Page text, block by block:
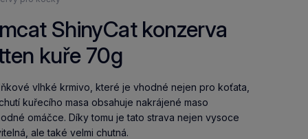
ShinyCat konzerva
kuře 70g
vlhké krmivo, které je vhodné nejen pro koťata,
kuřecího masa obsahuje nakrájené maso
omáčce. Díky tomu je tato strava nejen vysoce
ale také velmi chutná.